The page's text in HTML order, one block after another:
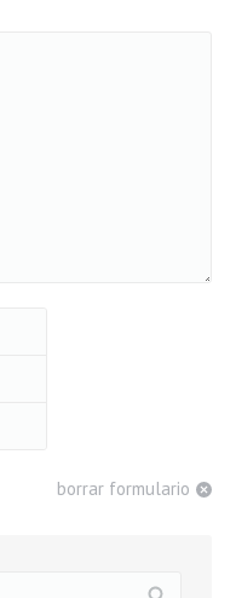
borrar formulario